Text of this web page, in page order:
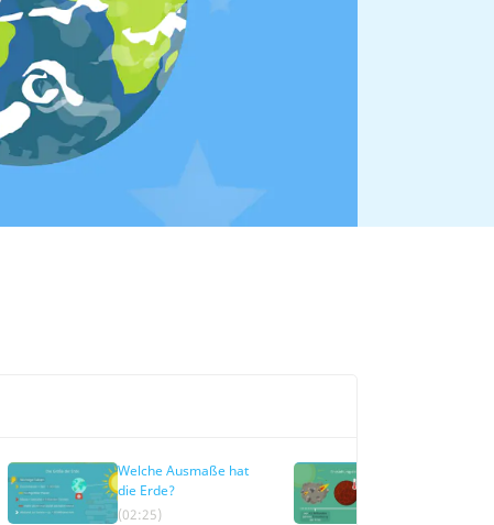
Welche Ausmaße hat
die Erde?
(02:25)